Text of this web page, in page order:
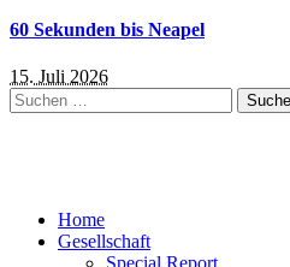
60 Sekunden bis Neapel
15. Juli 2026
Suchen
nach:
Home
Gesellschaft
Special Report